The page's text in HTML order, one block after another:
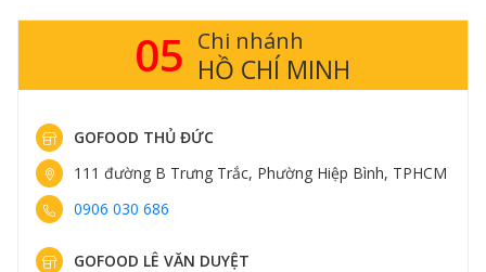
14 Chi nhánh
HÀ NỘI
GOFOOD THỤY KHUÊ
413 Thụy Khuê, Phường Tây Hồ, Hà Nội
0898 583 838
GOFOOD TRUNG KÍNH